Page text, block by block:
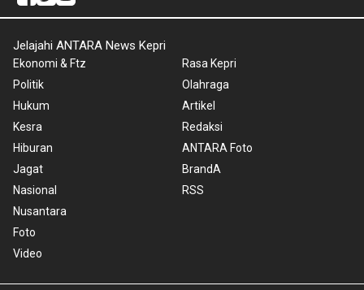
Jelajahi ANTARA News Kepri
Ekonomi & Ftz
Politik
Hukum
Kesra
Hiburan
Jagat
Nasional
Nusantara
Foto
Video
Rasa Kepri
Olahraga
Artikel
Redaksi
ANTARA Foto
BrandA
RSS